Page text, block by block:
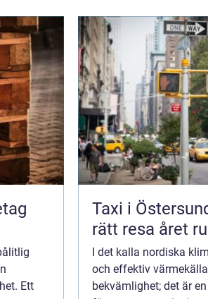
Ett
Taxi i Östersund så hittar
rätt resa året
I det kalla nordiska
och effektiv
bekvämlighet; det är